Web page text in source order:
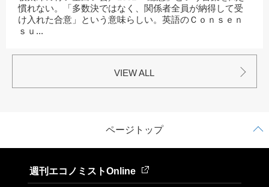
慣れない。「多数決ではなく、関係者全員が納得して受
け入れた合意」という意味らしい。英語のＣｏｎｓｅｎ
ｓｕ...
VIEW ALL
ページトップ
週刊エコノミストOnline